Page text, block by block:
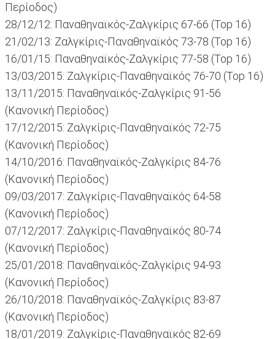
Περίοδος)
28/12/12: Παναθηναϊκός-Ζαλγκίρις 67-66 (Top 16)
21/02/13: Ζαλγκίρις-Παναθηναϊκός 73-78 (Top 16)
16/01/15: Παναθηναϊκός-Ζαλγκίρις 77-58 (Top 16)
13/03/2015: Ζαλγκίρις-Παναθηναϊκός 76-70 (Top 16)
13/11/2015: Παναθηναϊκός-Ζαλγκίρις 91-56
(Κανονική Περίοδος)
17/12/2015: Ζαλγκίρις-Παναθηναϊκός 72-75
(Κανονική Περίοδος)
14/10/2016: Παναθηναϊκός-Ζαλγκίρις 84-76
(Κανονική Περίοδος)
09/03/2017: Ζαλγκίρις-Παναθηναϊκός 64-58
(Κανονική Περίοδος)
07/12/2017: Ζαλγκίρις-Παναθηναϊκός 80-74
(Κανονική Περίοδος)
25/01/2018: Παναθηναϊκός-Ζαλγκίρις 94-93
(Κανονική Περίοδος)
26/10/2018: Παναθηναϊκός-Ζαλγκίρις 83-87
(Κανονική Περίοδος)
18/01/2019: Ζαλγκίρις-Παναθηναϊκός 82-69